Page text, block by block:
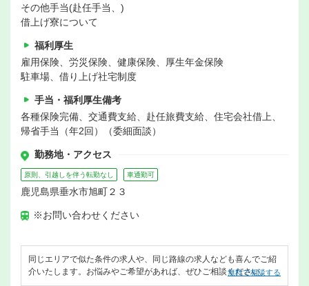
その他手当(赴任手当、)
借上げ寮について
福利厚生
雇用保険、労災保険、健康保険、厚生年金保険
駐車場、借り上げ社宅制度
手当・福利厚生備考
各種保険完備、交通費支給、赴任旅費支給、住宅会社借上、
帰省手当（年2回）（委細面談）
勤務地・アクセス
原則、引越しを伴う転勤なし 車通勤可
鹿児島県垂水市旭町２３
※お問い合わせください
同じエリアで似た条件の求人や、同じ路線の求人なども喜んでご紹
介いたします。お悩みやご希望があれば、ぜひご相談ください。
無料で相談する